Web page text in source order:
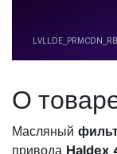
О
Масляный
привода Haldex